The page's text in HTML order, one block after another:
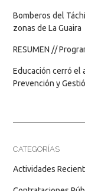
Bomberos del
zonas de La Guaira
RESUMEN //
Educación cerró el
Prevención y
CATEGORÍAS
Actividades